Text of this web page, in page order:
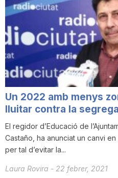
Un 2022 amb menys
lluitar contra la
El regidor d’Educació de
Castaño, ha anunciat un canvi
per tal d’evitar la...
Laura Rovira - 22 febrer, 2021